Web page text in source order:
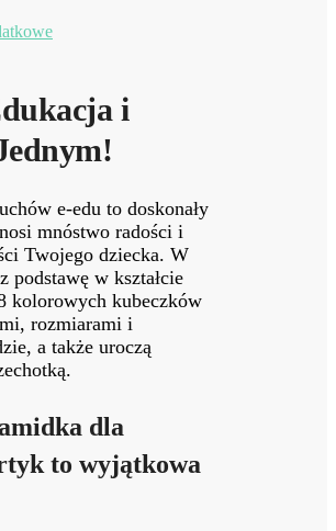
i
e-edu to doskonały
mnóstwo radości i
Twojego dziecka. W
podstawę w kształcie
kolorowych kubeczków
rozmiarami i
a także uroczą
dla
to wyjątkowa